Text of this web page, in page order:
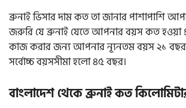
ব্রুনাই ভিসার দাম কত তা জানার পাশাপাশি
জরুরি যে ব্রুনাই যেতে আপনার বয়স কত হওয়া
কাজ করার জন্য আপনার ন্যূনতম বয়স ২১ বছর
সর্বোচ্চ বয়সসীমা হলো ৪৫ বছর।
বাংলাদেশ থেকে ব্রুনাই কত